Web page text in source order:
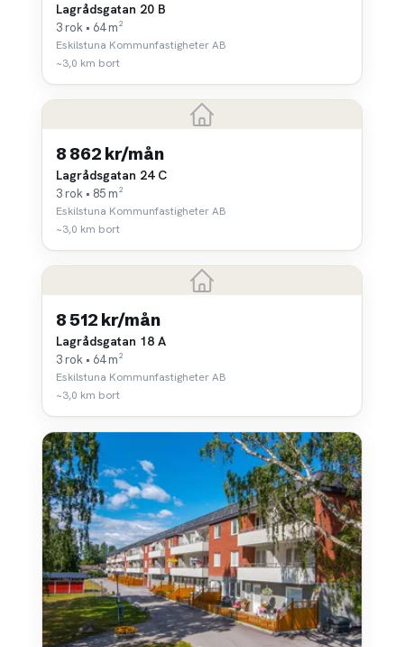
Lagrådsgatan 20 B
3 rok • 64 m²
Eskilstuna Kommunfastigheter AB
~3,0 km bort
8 862 kr/mån
Lagrådsgatan 24 C
3 rok • 85 m²
Eskilstuna Kommunfastigheter AB
~3,0 km bort
8 512 kr/mån
Lagrådsgatan 18 A
3 rok • 64 m²
Eskilstuna Kommunfastigheter AB
~3,0 km bort